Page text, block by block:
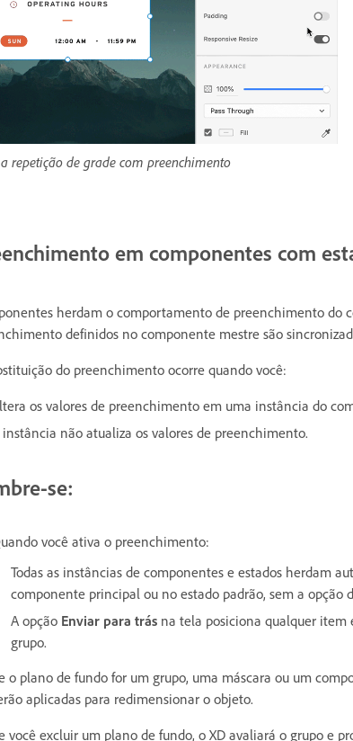
repetição de grade com preenchimento
em componentes com
herdam o comportamento de preenchimento do
definidos no componente mestre são
do preenchimento ocorre quando você:
os valores de preenchimento em uma instância do
instância não atualiza os valores de preenchimento.
se:
você ativa o preenchimento:
Todas as instâncias de componentes e estados herdam
componente principal ou no estado padrão, sem a opção
A opção Enviar para trás na tela posiciona qualquer
grupo.
o plano de fundo for um grupo, uma máscara ou um
aplicadas para redimensionar o objeto.
você excluir um plano de fundo, o XD avaliará o grupo e